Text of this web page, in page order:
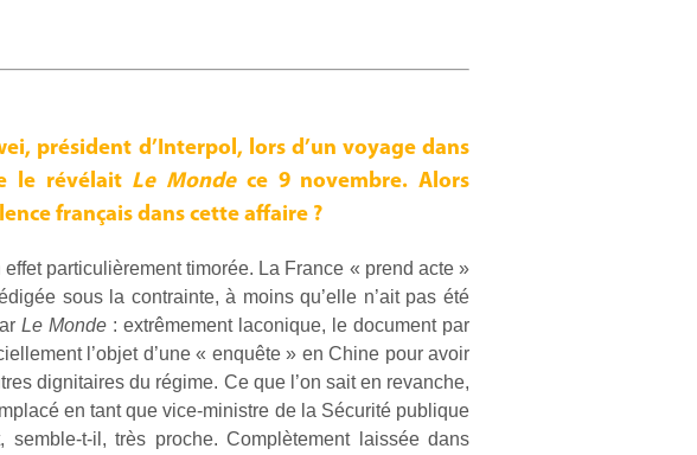
président d’Interpol, lors d’un voyage dans
le révélait Le Mondece 9 novembre. Alors
français dans cette affaire ?
particulièrement timorée. La France « prend acte »
sous la contrainte, à moins qu’elle n’ait pas été
Le Monde: extrêmement laconique, le document par
l’objet d’une « enquête » en Chine pour avoir
dignitaires du régime. Ce que l’on sait en revanche,
en tant que vice-ministre de la Sécurité publique
t-il, très proche. Complètement laissée dans